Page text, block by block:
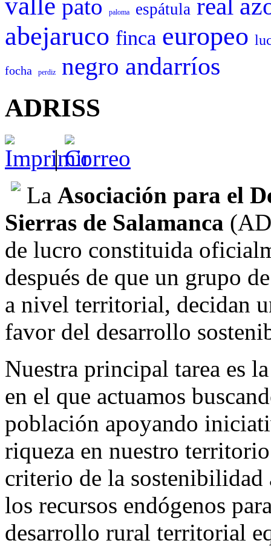
valle pato paloma espátula real
abejaruco finca europeo
focha perdiz negro andarríos
ADRISS
|
La Asociación para el
Sierras de Salamanca
de lucro constituida
después de que un grupo
a nivel territorial, decidan
favor del desarrollo
Nuestra principal tarea es
en el que actuamos
población apoyando
riqueza en nuestro
criterio de la sostenibilidad
los recursos endógenos
desarrollo rural territorial